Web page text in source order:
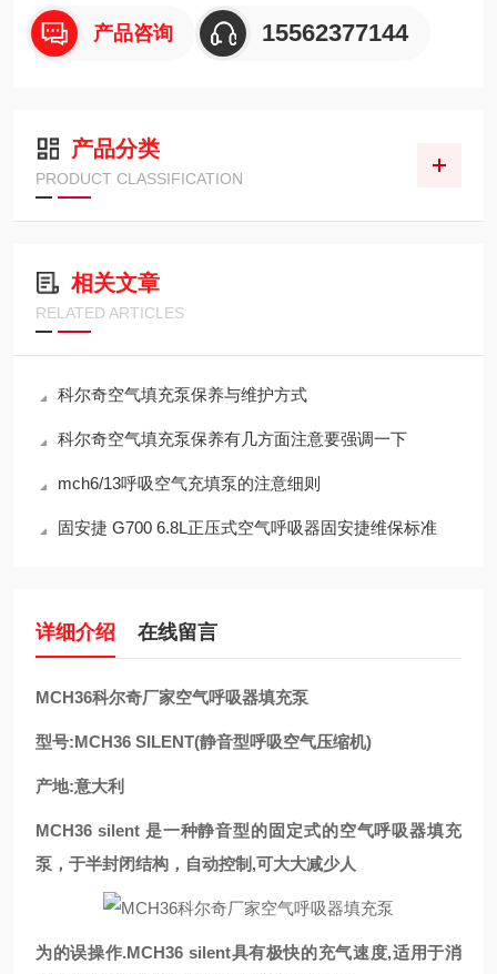
安装在周围是生活
产品咨询 15562377144
产品分类
PRODUCT CLASSIFICATION
相关文章
RELATED ARTICLES
科尔奇空气填充泵保养与维护方式
科尔奇空气填充泵保养有几方面注意要强调一下
mch6/13呼吸空气充填泵的注意细则
固安捷 G700 6.8L正压式空气呼吸器固安捷维保标准
详细介绍 在线留言
MCH36科尔奇厂家空气呼吸器填充泵
型号:MCH36 SILENT(静音型呼吸空气压缩机)
产地:意大利
MCH36 silent 是一种静音型的固定式的空气呼吸器填充
泵，于半封闭结构，自动控制,可大大减少人
为的误操作.MCH36 silent具有极快的充气速度,适用于消